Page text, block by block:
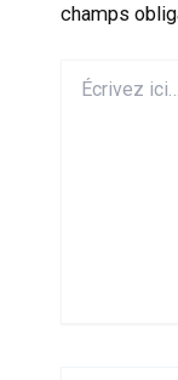
champs
ici…